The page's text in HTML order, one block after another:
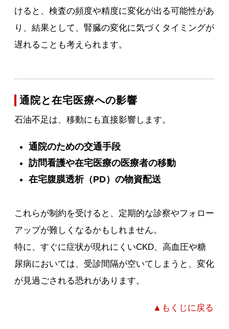
けると、検査の頻度や精度に変化が出る可能性があ
り、結果として、腎臓の変化に気づくタイミングが
遅れることも考えられます。
通院と在宅医療への影響
石油不足は、移動にも直接影響します。
通院のための交通手段
訪問看護や在宅医療の医療者の移動
在宅腹膜透析（PD）の物資配送
これらが制約を受けると、定期的な診察やフォロー
アップが難しくなるかもしれません。
特に、すぐに症状が現れにくいCKD、高血圧や糖
尿病においては、受診間隔が空いてしまうと、変化
が見過ごされる恐れがあります。
▲もくじに戻る